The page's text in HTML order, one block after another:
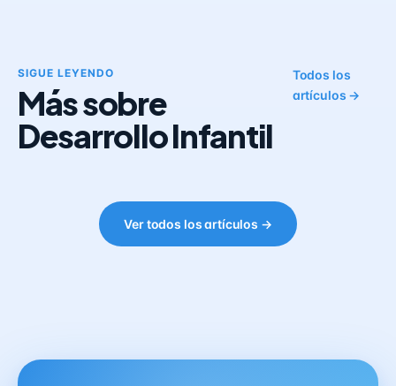
SIGUE LEYENDO
Más sobre
Desarrollo Infantil
Todos los
artículos →
Ver todos los artículos →